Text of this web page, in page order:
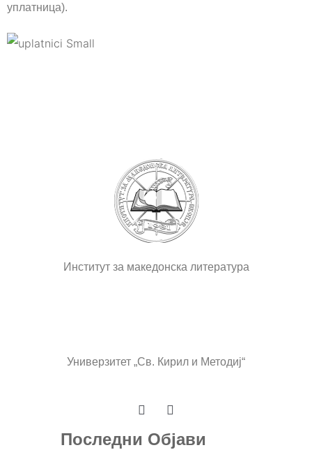
уплатница).
Институт за македонска литература
Универзитет „Св. Кирил и Методиј“
Последни Објави